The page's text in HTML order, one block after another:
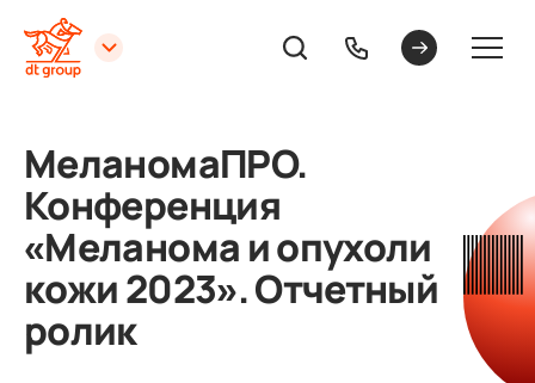
МеланомаПРО.
Конференция
«Меланома и опухоли
кожи 2023». Отчетный
ролик